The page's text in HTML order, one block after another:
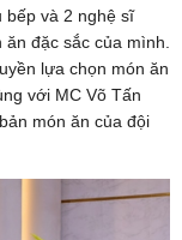
bếp và 2 nghệ sĩ
đặc sắc của mình.
lựa chọn món ăn
với MC Võ Tấn
món ăn của đội